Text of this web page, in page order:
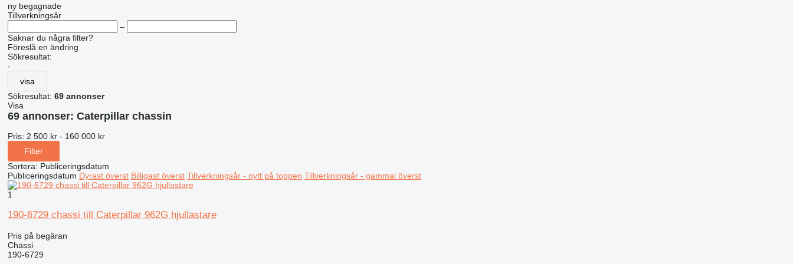
ny begagnade
Tillverkningsår
–
Saknar du några filter?
Föreslå en ändring
Sökresultat:
-
visa
Sökresultat: 69 annonser
Visa
69 annonser: Caterpillar chassin
Pris: 2 500 kr - 160 000 kr
Filter
Sortera: Publiceringsdatum
Publiceringsdatum Dyrast överst Billigast överst Tillverkningsår - nytt på toppen Tillverkningsår - gammal överst
1
190-6729 chassi till Caterpillar 962G hjullastare
Pris på begäran
Chassi
190-6729